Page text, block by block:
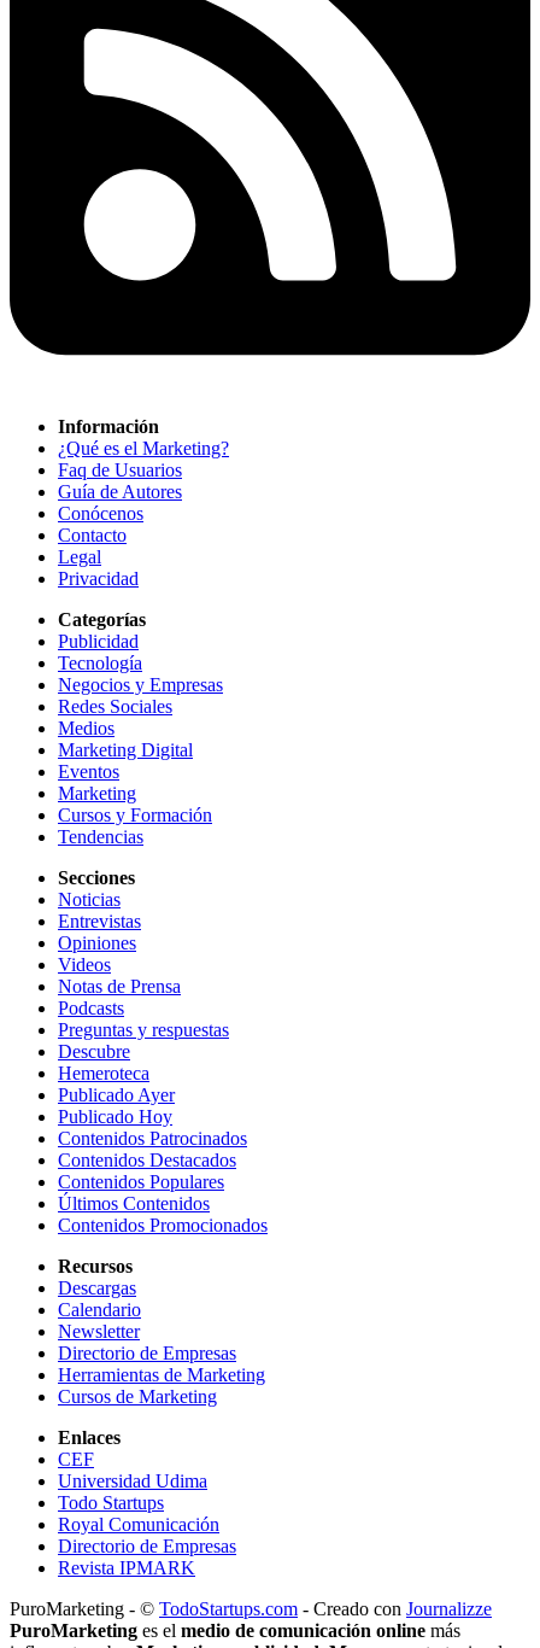
Información
¿Qué es el Marketing?
Faq de Usuarios
Guía de Autores
Conócenos
Contacto
Legal
Privacidad
Categorías
Publicidad
Tecnología
Negocios y Empresas
Redes Sociales
Medios
Marketing Digital
Eventos
Marketing
Cursos y Formación
Tendencias
Secciones
Noticias
Entrevistas
Opiniones
Videos
Notas de Prensa
Podcasts
Preguntas y respuestas
Descubre
Hemeroteca
Publicado Ayer
Publicado Hoy
Contenidos Patrocinados
Contenidos Destacados
Contenidos Populares
Últimos Contenidos
Contenidos Promocionados
Recursos
Descargas
Calendario
Newsletter
Directorio de Empresas
Herramientas de Marketing
Cursos de Marketing
Enlaces
CEF
Universidad Udima
Todo Startups
Royal Comunicación
Directorio de Empresas
Revista IPMARK
PuroMarketing - © TodoStartups.com - Creado con Journalizze
PuroMarketing es el medio de comunicación online más